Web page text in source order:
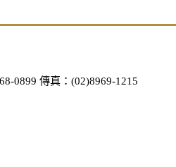
0899 傳真：(02)8969-1215